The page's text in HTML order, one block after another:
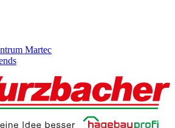
Martec